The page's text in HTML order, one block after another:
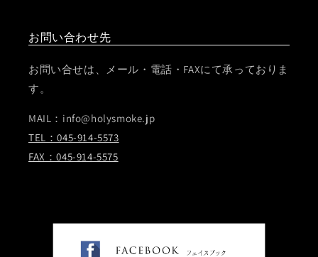
お問い合わせ先
お問い合せは、メール・電話・FAXにて承っておりま
す。
MAIL：info@holysmoke.jp
TEL：045-914-5573
FAX：045-914-5575